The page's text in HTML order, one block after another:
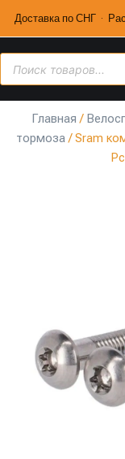
Доставка по СНГ ·
Главная /
тормоза/ Sram